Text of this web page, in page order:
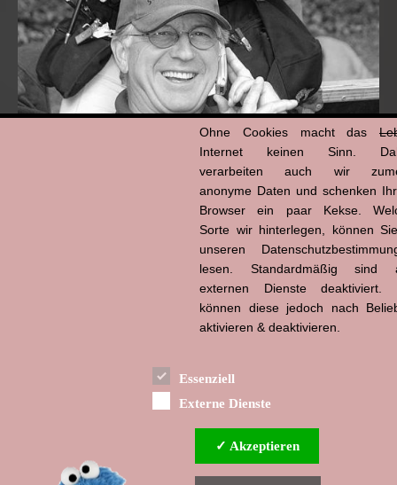
Ohne Cookies macht das
Internet keinen Sinn.
verarbeiten auch wir
anonyme Daten und schenken
Browser ein paar Kekse.
Sorte wir hinterlegen, können
unseren
lesen. Standardmäßig sind
externen Dienste deaktiviert.
können diese jedoch nach
aktivieren & deaktivieren.
Essenziell
Externe Dienste
✓ Akzeptieren